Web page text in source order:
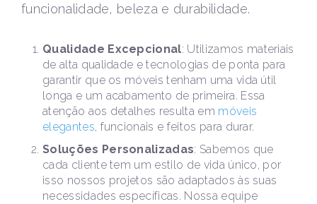
funcionalidade, beleza e durabilidade.
Qualidade Excepcional: Utilizamos materiais
de alta qualidade e tecnologias de ponta para
garantir que os móveis tenham uma vida útil
longa e um acabamento de primeira. Essa
atenção aos detalhes resulta em móveis
elegantes, funcionais e feitos para durar.
Soluções Personalizadas: Sabemos que
cada cliente tem um estilo de vida único, por
isso nossos projetos são adaptados às suas
necessidades específicas. Nossa equipe